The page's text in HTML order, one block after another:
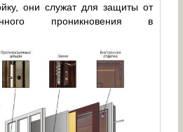
они служат для защиты от
проникновения в